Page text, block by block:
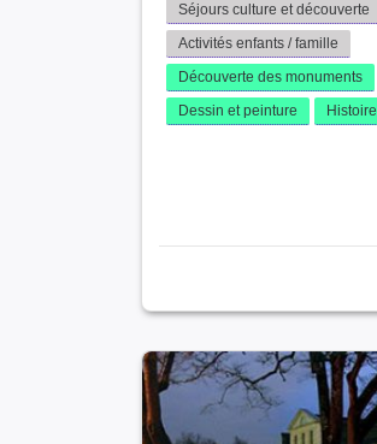
Séjours culture et découverte
Activités enfants / famille
Découverte des monuments
Dessin et peinture
Histoire